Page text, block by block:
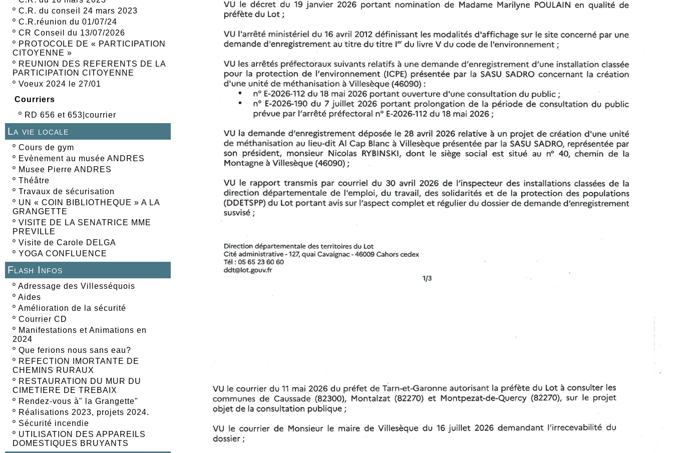
º C.R. du conseil 24 mars 2023
º C.R.réunion du 01/07/24
º CR Conseil du 13/07/2026
º PROTOCOLE DE « PARTICIPATION
CITOYENNE »
º REUNION DES REFERENTS DE LA
PARTICIPATION CITOYENNE
º Voeux 2024 le 27/01
Courriers
º RD 656 et 653|courrier
La vie locale
º Cours de gym
º Evènement au musée ANDRES
º Musee Pierre ANDRES
º Théâtre
º Travaux de sécurisation
º UN « COIN BIBLIOTHEQUE » A LA
GRANGETTE
º VISITE DE LA SENATRICE MME
PREVILLE
º Visite de Carole DELGA
º YOGA CONFLUENCE
Flash Infos
º Adressage des Villesséquois
º Aides
º Amélioration de la sécurité
º Courrier CD
º Manifestations et Animations en
2024
º Que ferions nous sans eau?
º REFECTION IMORTANTE DE
CHEMINS RURAUX
º RESTAURATION DU MUR DU
CIMETIERE DE TREBAIX
º Rendez-vous à" la Grangette"
º Réalisations 2023, projets 2024.
º Sécurité incendie
º UTILISATION DES APPAREILS
DOMESTIQUES BRUYANTS